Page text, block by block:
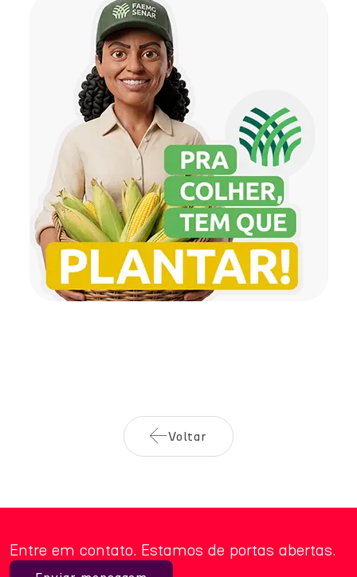
Voltar
Entre em contato. Estamos de portas abertas.